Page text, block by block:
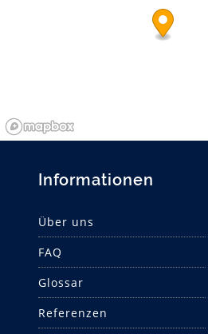
Informationen
Über uns
FAQ
Glossar
Referenzen